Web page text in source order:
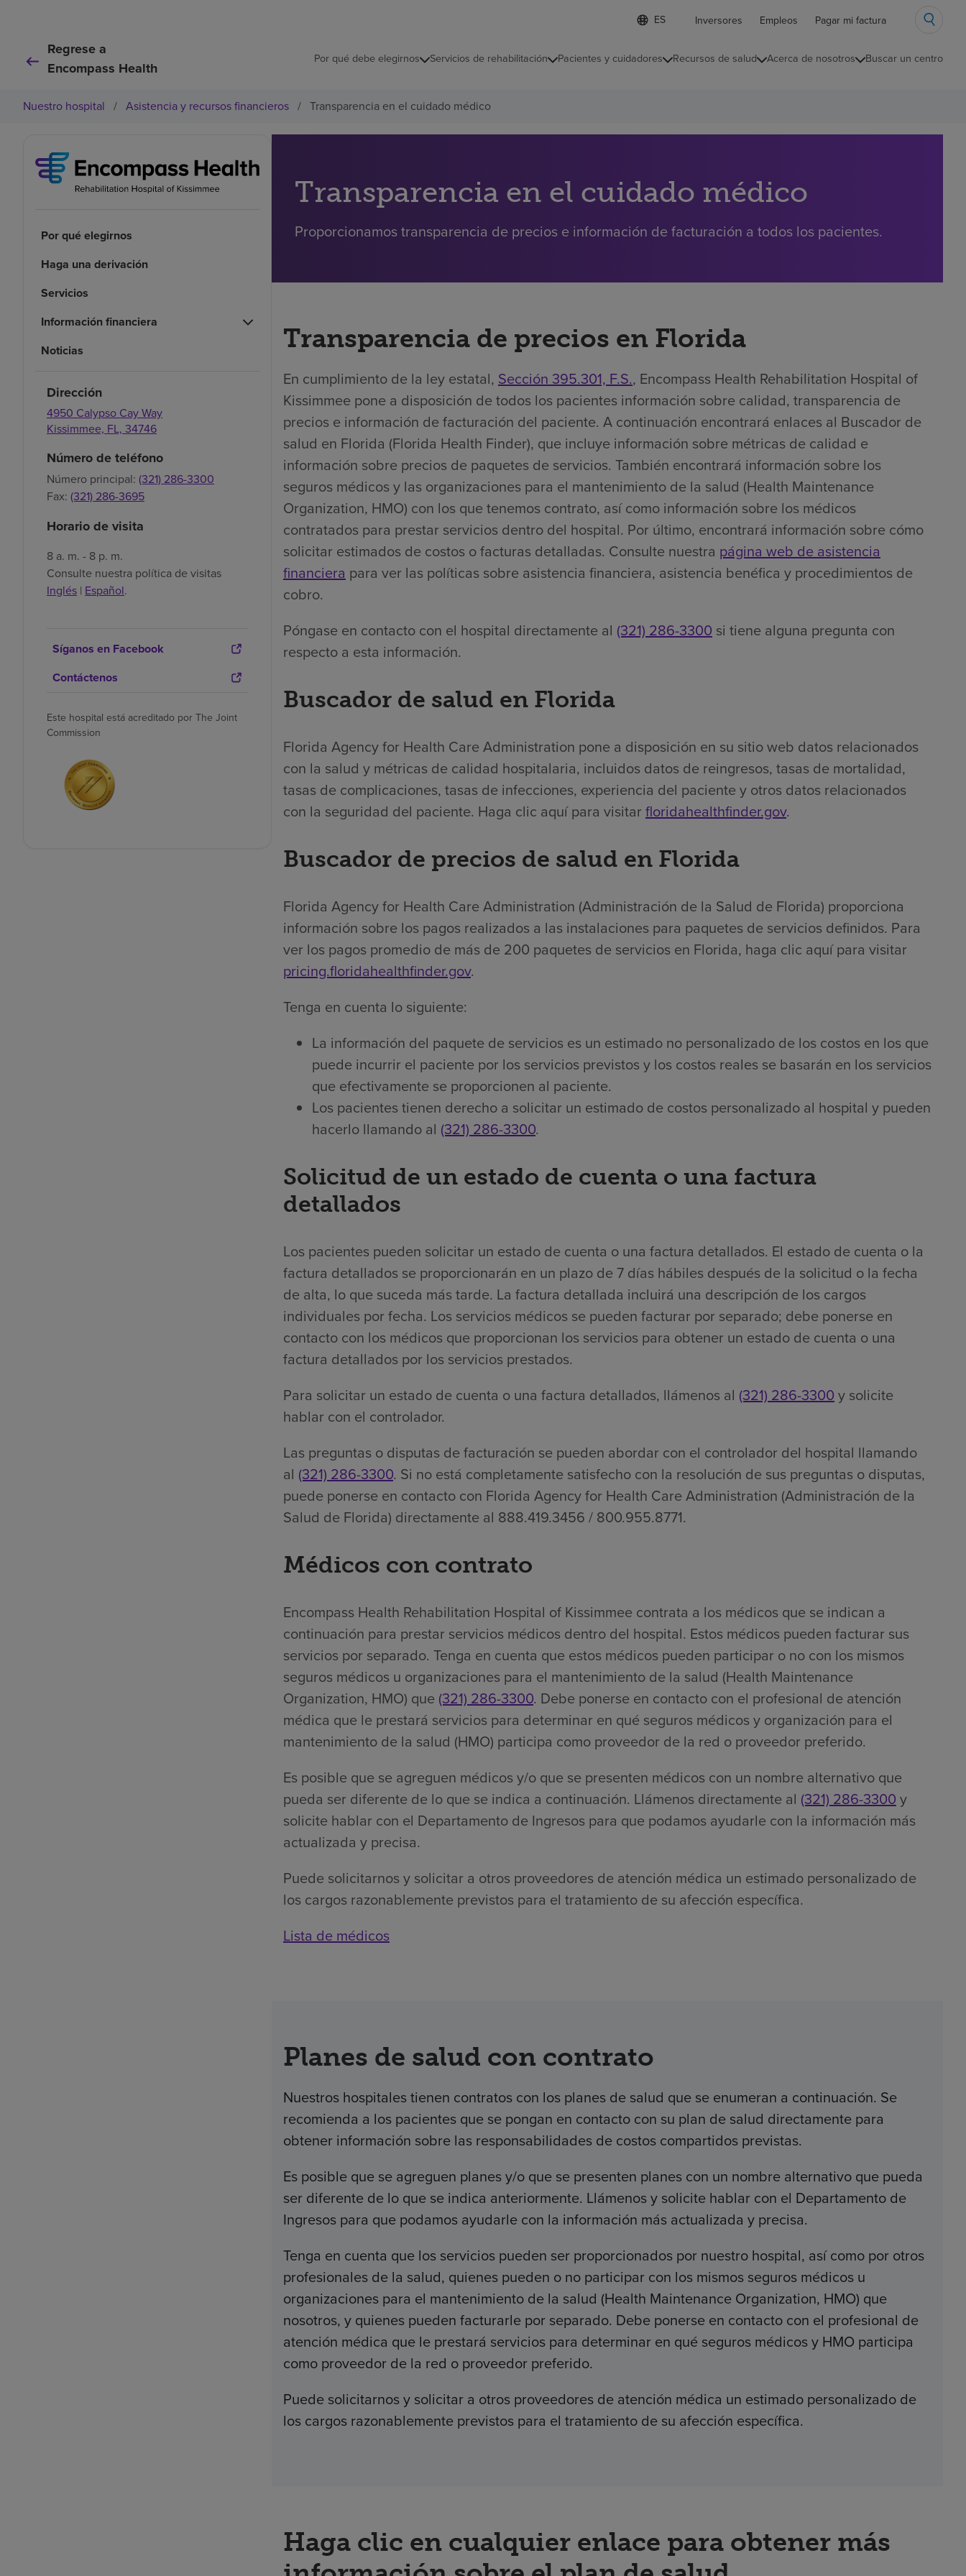
Lista
de
contraída
d
o
e
o
n
d
Inversores Empleos Pagar mi factura
Regrese a
Encompass Health
Por qué debe elegirnos Servicios de rehabilitación Pacientes y cuidadores Recursos de salud Acerca de nosotros Buscar un centro
Nuestro hospital / Asistencia y recursos financieros / Transparencia en el cuidado médico
Por qué elegirnos
Haga una derivación
Servicios
Información financiera
Noticias
Dirección
4950 Calypso Cay Way
Kissimmee, FL, 34746
Número de teléfono
Número principal: (321) 286-3300
Fax: (321) 286-3695
Horario de visita
8 a. m. - 8 p. m.
Consulte nuestra política de visitas
Inglés | Español.
Síganos en Facebook
Contáctenos
Este hospital está acreditado por The Joint
Commission
Transparencia en el cuidado médico
Proporcionamos transparencia de precios e información de facturación a todos los pacientes.
Transparencia de precios en Florida
En cumplimiento de la ley estatal, Sección 395.301, F.S., Encompass Health Rehabilitation Hospital of
Kissimmee pone a disposición de todos los pacientes información sobre calidad, transparencia de
precios e información de facturación del paciente. A continuación encontrará enlaces al Buscador de
salud en Florida (Florida Health Finder), que incluye información sobre métricas de calidad e
información sobre precios de paquetes de servicios. También encontrará información sobre los
seguros médicos y las organizaciones para el mantenimiento de la salud (Health Maintenance
Organization, HMO) con los que tenemos contrato, así como información sobre los médicos
contratados para prestar servicios dentro del hospital. Por último, encontrará información sobre cómo
solicitar estimados de costos o facturas detalladas. Consulte nuestra página web de asistencia
financiera para ver las políticas sobre asistencia financiera, asistencia benéfica y procedimientos de
cobro.
Póngase en contacto con el hospital directamente al (321) 286-3300 si tiene alguna pregunta con
respecto a esta información.
Buscador de salud en Florida
Florida Agency for Health Care Administration pone a disposición en su sitio web datos relacionados
con la salud y métricas de calidad hospitalaria, incluidos datos de reingresos, tasas de mortalidad,
tasas de complicaciones, tasas de infecciones, experiencia del paciente y otros datos relacionados
con la seguridad del paciente. Haga clic aquí para visitar floridahealthfinder.gov.
Buscador de precios de salud en Florida
Florida Agency for Health Care Administration (Administración de la Salud de Florida) proporciona
información sobre los pagos realizados a las instalaciones para paquetes de servicios definidos. Para
ver los pagos promedio de más de 200 paquetes de servicios en Florida, haga clic aquí para visitar
pricing.floridahealthfinder.gov.
Tenga en cuenta lo siguiente:
La información del paquete de servicios es un estimado no personalizado de los costos en los que
puede incurrir el paciente por los servicios previstos y los costos reales se basarán en los servicios
que efectivamente se proporcionen al paciente.
Los pacientes tienen derecho a solicitar un estimado de costos personalizado al hospital y pueden
hacerlo llamando al (321) 286-3300.
Solicitud de un estado de cuenta o una factura
detallados
Los pacientes pueden solicitar un estado de cuenta o una factura detallados. El estado de cuenta o la
factura detallados se proporcionarán en un plazo de 7 días hábiles después de la solicitud o la fecha
de alta, lo que suceda más tarde. La factura detallada incluirá una descripción de los cargos
individuales por fecha. Los servicios médicos se pueden facturar por separado; debe ponerse en
contacto con los médicos que proporcionan los servicios para obtener un estado de cuenta o una
factura detallados por los servicios prestados.
Para solicitar un estado de cuenta o una factura detallados, llámenos al (321) 286-3300y solicite
hablar con el controlador.
Las preguntas o disputas de facturación se pueden abordar con el controlador del hospital llamando
al (321) 286-3300. Si no está completamente satisfecho con la resolución de sus preguntas o disputas,
puede ponerse en contacto con Florida Agency for Health Care Administration (Administración de la
Salud de Florida) directamente al 888.419.3456 / 800.955.8771.
Médicos con contrato
Encompass Health Rehabilitation Hospital of Kissimmee contrata a los médicos que se indican a
continuación para prestar servicios médicos dentro del hospital. Estos médicos pueden facturar sus
servicios por separado. Tenga en cuenta que estos médicos pueden participar o no con los mismos
seguros médicos u organizaciones para el mantenimiento de la salud (Health Maintenance
Organization, HMO) que (321) 286-3300. Debe ponerse en contacto con el profesional de atención
médica que le prestará servicios para determinar en qué seguros médicos y organización para el
mantenimiento de la salud (HMO) participa como proveedor de la red o proveedor preferido.
Es posible que se agreguen médicos y/o que se presenten médicos con un nombre alternativo que
pueda ser diferente de lo que se indica a continuación. Llámenos directamente al (321) 286-3300y
solicite hablar con el Departamento de Ingresos para que podamos ayudarle con la información más
actualizada y precisa.
Puede solicitarnos y solicitar a otros proveedores de atención médica un estimado personalizado de
los cargos razonablemente previstos para el tratamiento de su afección específica.
Lista de médicos
Planes de salud con contrato
Nuestros hospitales tienen contratos con los planes de salud que se enumeran a continuación. Se
recomienda a los pacientes que se pongan en contacto con su plan de salud directamente para
obtener información sobre las responsabilidades de costos compartidos previstas.
Es posible que se agreguen planes y/o que se presenten planes con un nombre alternativo que pueda
ser diferente de lo que se indica anteriormente. Llámenos y solicite hablar con el Departamento de
Ingresos para que podamos ayudarle con la información más actualizada y precisa.
Tenga en cuenta que los servicios pueden ser proporcionados por nuestro hospital, así como por otros
profesionales de la salud, quienes pueden o no participar con los mismos seguros médicos u
organizaciones para el mantenimiento de la salud (Health Maintenance Organization, HMO) que
nosotros, y quienes pueden facturarle por separado. Debe ponerse en contacto con el profesional de
atención médica que le prestará servicios para determinar en qué seguros médicos y HMO participa
como proveedor de la red o proveedor preferido.
Puede solicitarnos y solicitar a otros proveedores de atención médica un estimado personalizado de
los cargos razonablemente previstos para el tratamiento de su afección específica.
Haga clic en cualquier enlace para obtener más